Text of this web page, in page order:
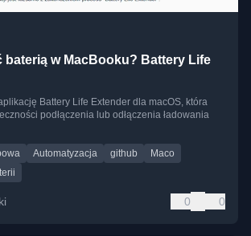
baterią w MacBooku? Battery Life
Battery Life Extender dla macOS, która
podłączenia lub odłączenia ładowania
Automatyzacja github
Maco
0 0